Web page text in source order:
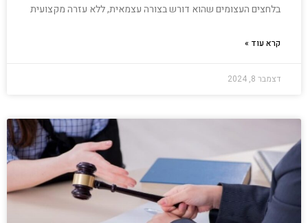
בלחצים העצומים שהוא דורש בצורה עצמאית, ללא עזרה מקצועית
קרא עוד »
דצמבר 8, 2024